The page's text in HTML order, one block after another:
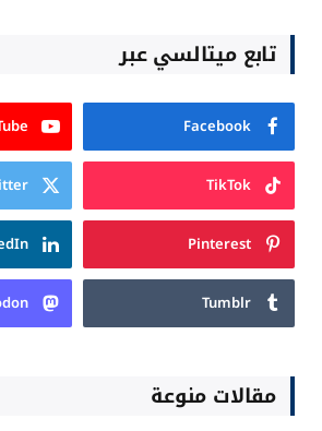
تابع ميتالسي عبر
Facebook
TikTok
Pinterest
Tumblr
مقالات منوعة